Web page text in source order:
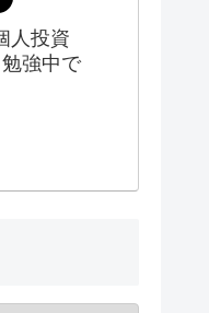
人投資
強中で